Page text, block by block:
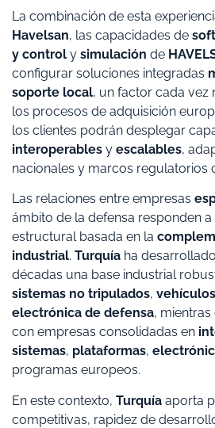
La combinación de esta
Havelsan, las capacidades de
y control y simulación de
configurar soluciones integradas
soporte local, un factor cada vez
los procesos de adquisición
los clientes podrán desplegar
interoperables y escalables,
nacionales y marcos regulatorios
Las relaciones entre empresas
ámbito de la defensa responden a
estructural basada en la
industrial. Turquía ha
décadas una base industrial
sistemas no tripulados,
electrónica de defensa, mientras
con empresas consolidadas en
sistemas, plataformas,
programas europeos.
En este contexto, Turquía aporta
competitivas, rapidez de